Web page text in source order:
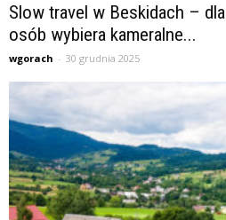
Slow travel w Beskidach –
osób wybiera kameralne...
wgorach - 30 grudnia 2025